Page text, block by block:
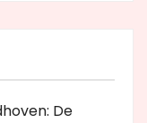
De